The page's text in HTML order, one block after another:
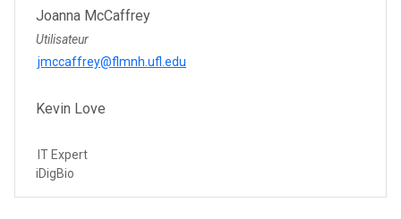
Joanna McCaffrey
Utilisateur
jmccaffrey@flmnh.ufl.edu
Kevin Love
IT Expert
iDigBio